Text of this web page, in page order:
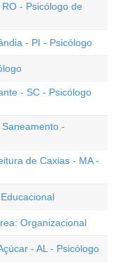
- Psicólogo de
- PI - Psicólogo
- SC - Psicólogo
-
de Caxias - MA -
Organizacional
- AL - Psicólogo